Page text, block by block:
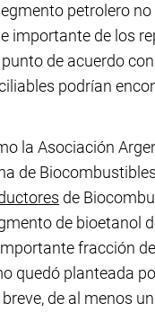
petrolero
importante de los
de acuerdo
podrían
la Asociación
de
de
de bioetanol
fracción
quedó planteada
de al menos